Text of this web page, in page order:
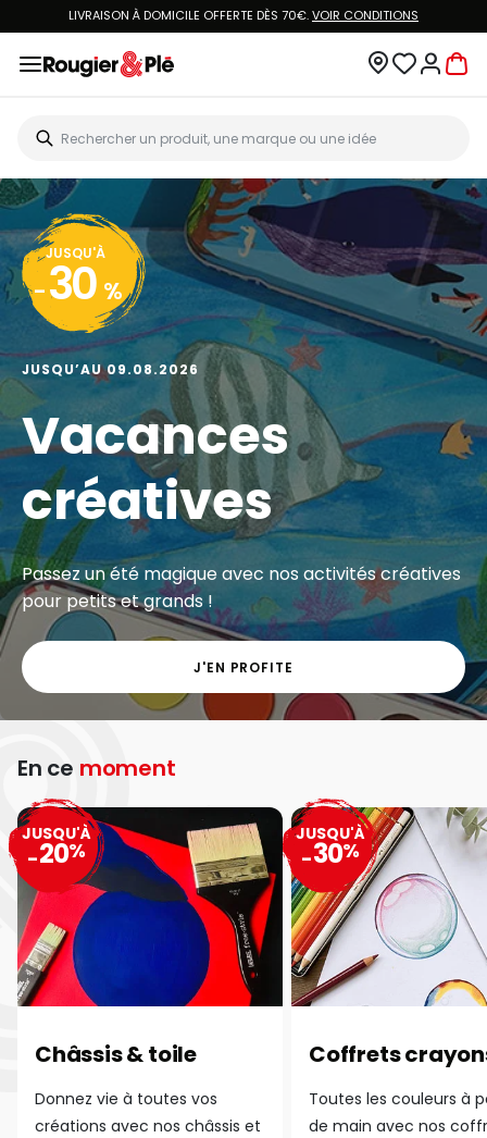
LIVRAISON À DOMICILE OFFERTE DÈS 70€.VOIR CONDITIONS
JUSQU'À
- 30 %
JUSQU’AU 09.08.2026
Vacances
créatives
Passez un été magique avec nos activités créatives
pour petits et grands !
J'EN PROFITE
En ce moment
Châssis & toile
Donnez vie à toutes vos
créations avec nos châssis et
JUSQU'À
-20%
Coffrets
Toutes les couleurs à
de main avec nos
JUSQU'À
-30%